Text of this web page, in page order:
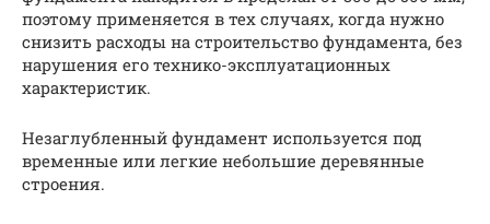
поэтому применяется в тех случаях, когда нужно
снизить расходы на строительство фундамента, без
нарушения его технико-эксплуатационных
характеристик.
Незаглубленный фундамент используется под
временные или легкие небольшие деревянные
строения.